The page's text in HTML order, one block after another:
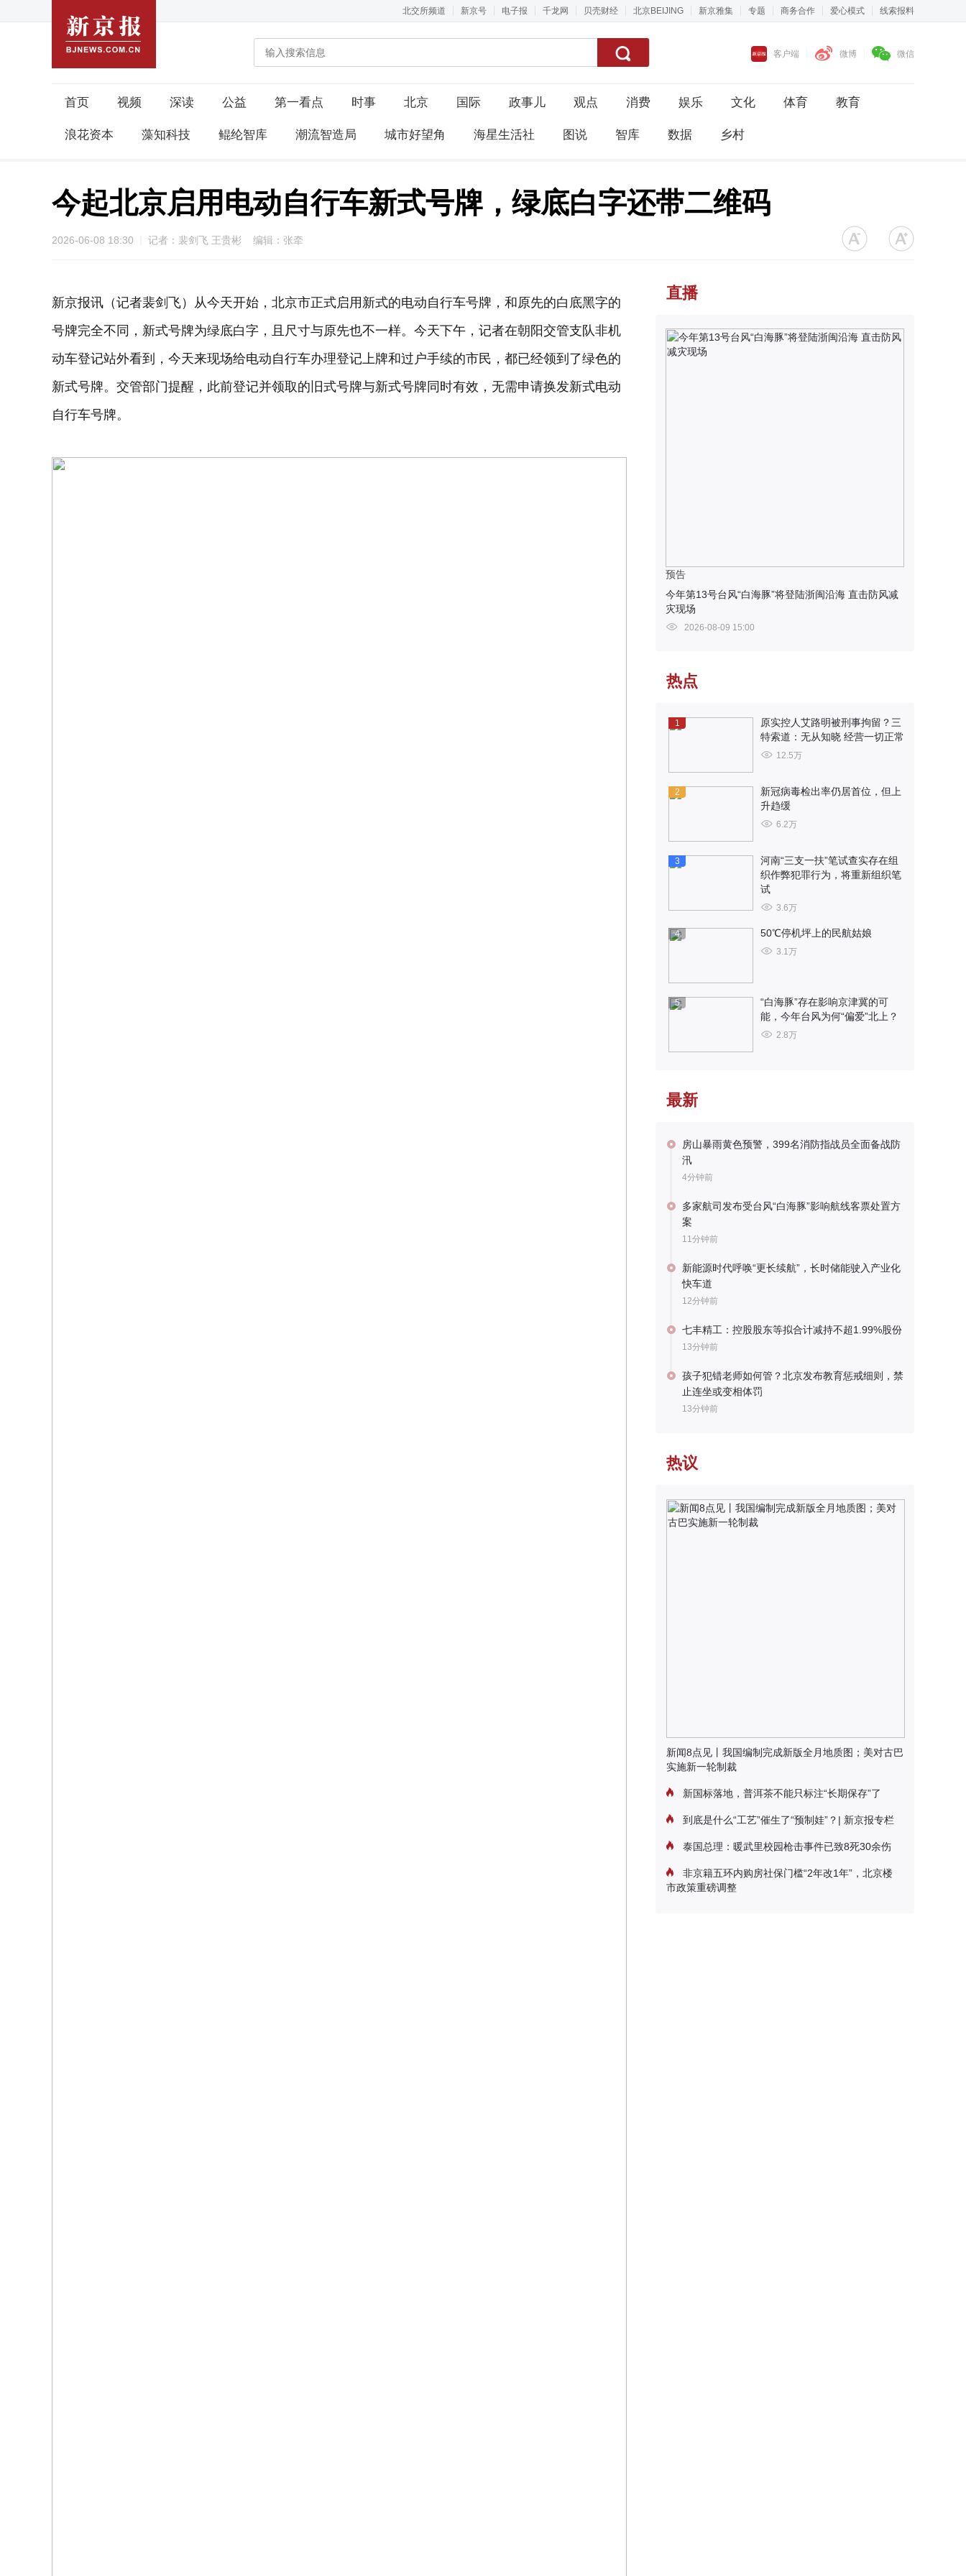
北交所频道 新京号 电子报 千龙网 贝壳财经 北京BEIJING 新京雅集 专题 商务合作 爱心模式 线索报料
客户端 微博 微信
首页 视频 深读 公益 第一看点 时事 北京 国际 政事儿 观点 消费 娱乐 文化 体育 教育
浪花资本 藻知科技 鲲纶智库 潮流智造局 城市好望角 海星生活社 图说 智库 数据 乡村
今起北京启用电动自行车新式号牌，绿底白字还带二维码
2026-06-08 18:30 记者：裴剑飞 王贵彬 编辑：张牵
新京报讯（记者裴剑飞）从今天开始，北京市正式启用新式的电动自行车号牌，和原先的白底黑字的
号牌完全不同，新式号牌为绿底白字，且尺寸与原先也不一样。今天下午，记者在朝阳交管支队非机
动车登记站外看到，今天来现场给电动自行车办理登记上牌和过户手续的市民，都已经领到了绿色的
新式号牌。交管部门提醒，此前登记并领取的旧式号牌与新式号牌同时有效，无需申请换发新式电动
自行车号牌。
直播
预告
今年第13号台风“白海豚”将登陆浙闽沿海 直击防风减
灾现场
2026-08-09 15:00
热点
1
原实控人艾路明被刑事拘留？三
特索道：无从知晓 经营一切正常
12.5万
2
新冠病毒检出率仍居首位，但上
升趋缓
6.2万
3
河南“三支一扶”笔试查实存在组
织作弊犯罪行为，将重新组织笔
试
3.6万
4 50℃停机坪上的民航姑娘
3.1万
5
“白海豚”存在影响京津冀的可
能，今年台风为何“偏爱”北上？
2.8万
最新
房山暴雨黄色预警，399名消防指战员全面备战防
汛
4分钟前
多家航司发布受台风“白海豚”影响航线客票处置方
案
11分钟前
新能源时代呼唤“更长续航”，长时储能驶入产业化
快车道
12分钟前
七丰精工：控股股东等拟合计减持不超1.99%股份
13分钟前
孩子犯错老师如何管？北京发布教育惩戒细则，禁
止连坐或变相体罚
13分钟前
热议
新闻8点见丨我国编制完成新版全月地质图；美对古巴
实施新一轮制裁
新国标落地，普洱茶不能只标注“长期保存”了
到底是什么“工艺”催生了“预制娃”？| 新京报专栏
泰国总理：暖武里校园枪击事件已致8死30余伤
非京籍五环内购房社保门槛“2年改1年”，北京楼
市政策重磅调整